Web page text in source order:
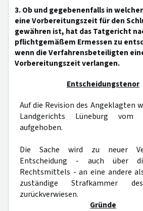
3. Ob und gegebenenfalls in
eine Vorbereitungszeit für den
gewähren ist, hat das Tatgericht
pflichtgemäßem Ermessen zu
wenn die Verfahrensbeteiligten
Vorbereitungszeit verlangen.
Entscheidungstenor
Auf die Revision des Angeklagten
Landgerichts Lüneburg
aufgehoben.
Die Sache wird zu neuer
Entscheidung - auch über
Rechtsmittels - an eine andere
zuständige Strafkammer
zurückverwiesen.
Gründe